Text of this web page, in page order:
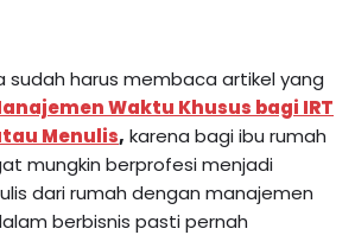
sudah harus membaca artikel yang
Waktu Khusus bagi IRT
Menulis, karena bagi ibu rumah
mungkin berprofesi menjadi
dari rumah dengan manajemen
berbisnis pasti pernah